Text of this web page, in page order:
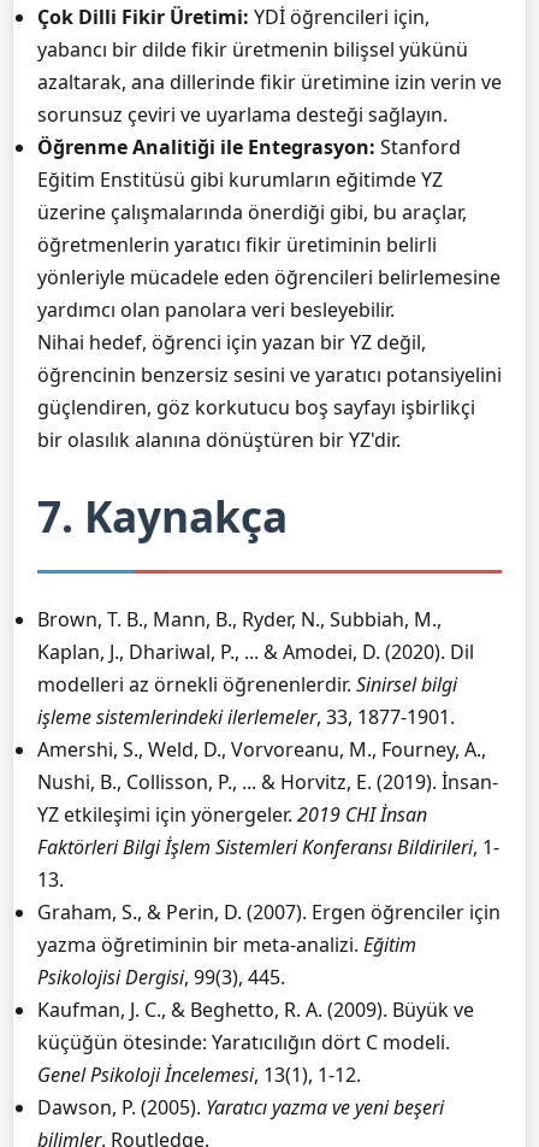
Çok Dilli Fikir Üretimi: YDİ öğrencileri için,
yabancı bir dilde fikir üretmenin bilişsel yükünü
azaltarak, ana dillerinde fikir üretimine izin verin ve
sorunsuz çeviri ve uyarlama desteği sağlayın.
Öğrenme Analitiği ile Entegrasyon: Stanford
Eğitim Enstitüsü gibi kurumların eğitimde YZ
üzerine çalışmalarında önerdiği gibi, bu araçlar,
öğretmenlerin yaratıcı fikir üretiminin belirli
yönleriyle mücadele eden öğrencileri belirlemesine
yardımcı olan panolara veri besleyebilir.
Nihai hedef, öğrenci için yazan bir YZ değil,
öğrencinin benzersiz sesini ve yaratıcı potansiyelini
güçlendiren, göz korkutucu boş sayfayı işbirlikçi
bir olasılık alanına dönüştüren bir YZ'dir.
7. Kaynakça
Brown, T. B., Mann, B., Ryder, N., Subbiah, M.,
Kaplan, J., Dhariwal, P., ... & Amodei, D. (2020). Dil
modelleri az örnekli öğrenenlerdir. Sinirsel bilgi
işleme sistemlerindeki ilerlemeler, 33, 1877-1901.
Amershi, S., Weld, D., Vorvoreanu, M., Fourney, A.,
Nushi, B., Collisson, P., ... & Horvitz, E. (2019). İnsan-
YZ etkileşimi için yönergeler. 2019 CHI İnsan
Faktörleri Bilgi İşlem Sistemleri Konferansı Bildirileri, 1-
13.
Graham, S., & Perin, D. (2007). Ergen öğrenciler için
yazma öğretiminin bir meta-analizi. Eğitim
Psikolojisi Dergisi, 99(3), 445.
Kaufman, J. C., & Beghetto, R. A. (2009). Büyük ve
küçüğün ötesinde: Yaratıcılığın dört C modeli.
Genel Psikoloji İncelemesi, 13(1), 1-12.
Dawson, P. (2005). Yaratıcı yazma ve yeni beşeri
bilimler. Routledge.